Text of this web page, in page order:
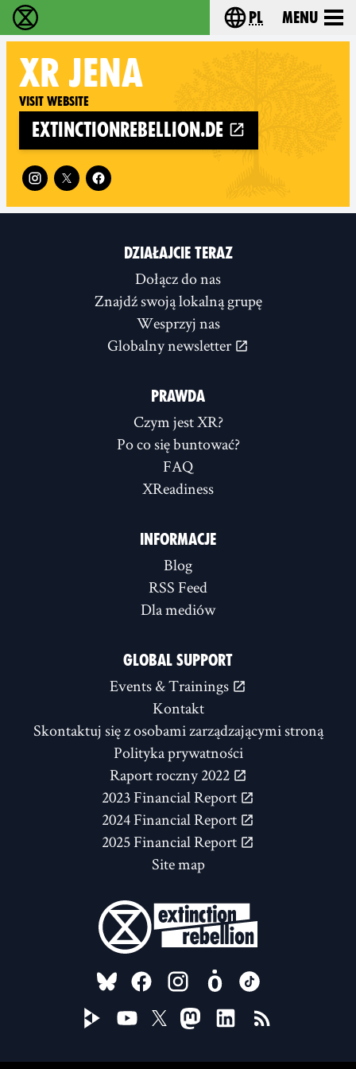
Extinction Rebellion - Home Choose your
pl Menu
XR JENA
Visit website
extinctionrebellion.de
Follow XR Jena on
DZIAŁAJCIE TERAZ
Dołącz do nas
Znajdź swoją lokalną grupę
Wesprzyj nas
Globalny newsletter
PRAWDA
Czym jest XR?
Po co się buntować?
FAQ
XReadiness
INFORMACJE
Blog
RSS Feed
Dla mediów
GLOBAL SUPPORT
Events & Trainings
Kontakt
Skontaktuj się z osobami zarządzającymi stroną
Polityka prywatności
Raport roczny 2022
2023 Financial Report
2024 Financial Report
2025 Financial Report
Site map
FOLLOW US ON